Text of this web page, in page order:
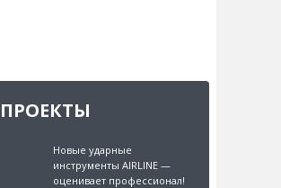
Новые ударные
инструменты AIRLINE —
оценивает профессионал!